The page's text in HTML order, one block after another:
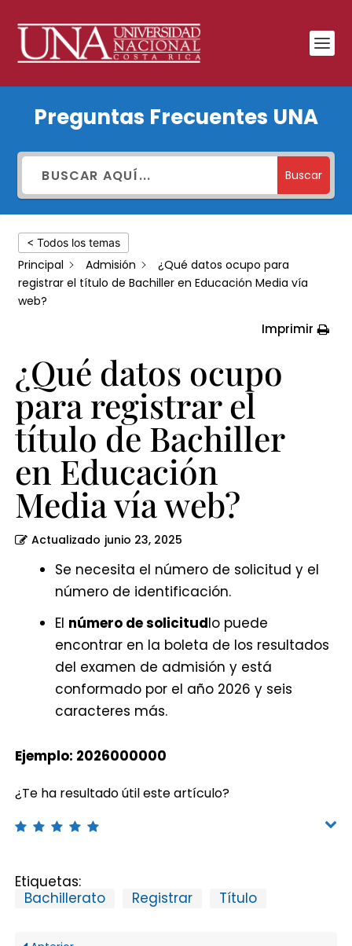
datos
ocupo
para
registrar
título
de
Bachiller
Educación
Media
vía
web?
Preguntas Frecuentes UNA
Buscar
< Todos los temas
Principal Admisión
¿Qué datos ocupo para
registrar el título de Bachiller en Educación Media vía
web?
Imprimir
¿Qué datos ocupo
para registrar el
título de Bachiller
en Educación
Media vía web?
Actualizado junio 23, 2025
Se necesita el número de solicitud y el
número de identificación.
El número de solicitudlo puede
encontrar en la boleta de los resultados
del examen de admisión y está
conformado por el año 2026 y seis
caracteres más.
Ejemplo: 2026000000
¿Te ha resultado útil este artículo?
Etiquetas:
Bachillerato
Registrar Título